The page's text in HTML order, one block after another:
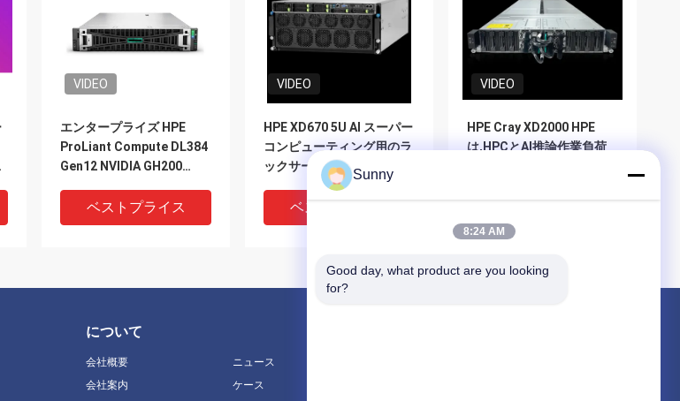
VIDEO
エンタープライズ HPE
ProLiant Compute DL384
Gen12 NVIDIA GH200
ティング プライベート・ク
ラウド・ラック マウント
ベストプライス
VIDEO
HPE XD670 5U AI スーパー
コンピューティング用のラ
ックサーバー インテル・ゼ
オン CPU と Nvidia
Hopper GPU で動いていま
す
ベストプライス
VIDEO
HPE Cray XD2000 HPE
は,HPCとAI推論作業負荷
ンをもたらす
について
会社概要
会社案内
ニュース
ケース
Sunny
8:24 AM
Good day, what product are you looking
for?